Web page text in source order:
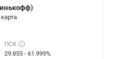
ПСК
29.855 - 61.999%